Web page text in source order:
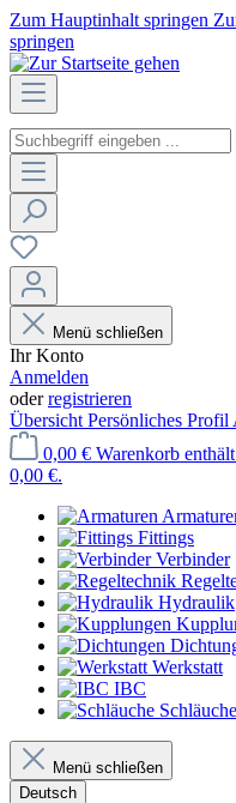
Zum Hauptinhalt springen
springen
Menü schließen
Ihr Konto
Anmelden
oderregistrieren
Übersicht Persönliches Profil
0,00 € Warenkorb
0,00 €.
Fittings
Verbinder
Hydraulik
Werkstatt
IBC
Schläuche
Menü schließen
Deutsch